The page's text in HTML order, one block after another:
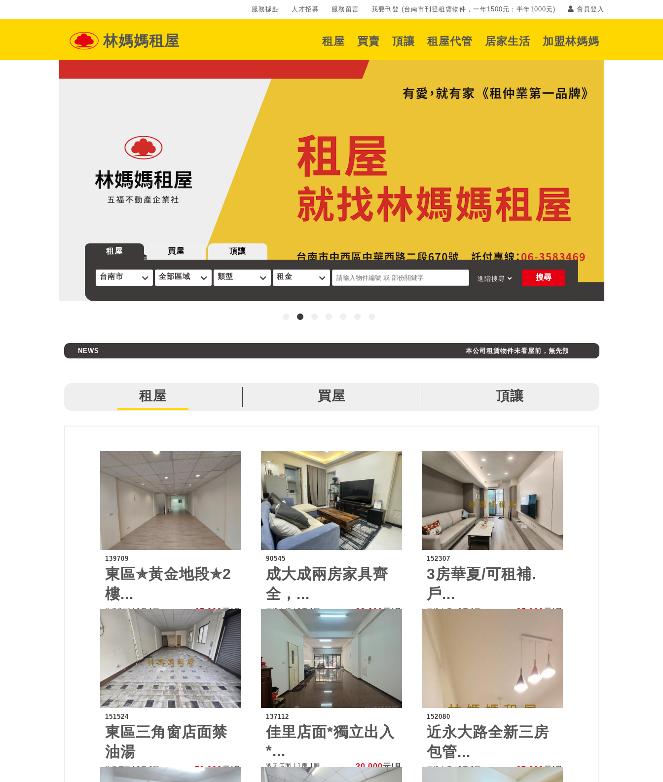
服務據點 人才招募 服務留言 我要刊登 (台南市刊登租賃物件，一年1500元；半年1000元) 會員登入
林媽媽租屋 租屋 買賣 頂讓 租屋代管 居家生活 加盟林媽媽
租屋 買屋 頂讓
台南市 全部區域 類型 租金 進階搜尋 搜尋
NEWS 本公司租賃物件未看屋前，無先預收定金，請消費者避免受騙上當。
租屋 買屋 頂讓
139709
東區✯黃金地段✯2
樓...
透天別墅 | 0房 1廳 15,000元/月
90545
成大成兩房家具齊
全，...
電梯大樓 | 2房 1廳 22,000元/月
152307
3房華夏/可租補.
戶...
電梯大樓 | 3房 1廳 25,000元/月
151524
東區三角窗店面禁
油湯
透天店面 | 3房 2廳 52,000元/月
137112
佳里店面*獨立出入
*...
透天店面 | 1房 1廳 20,000元/月
152080
近永大路全新三房
包管...
電梯大樓 | 3房 2廳 27,000元/月